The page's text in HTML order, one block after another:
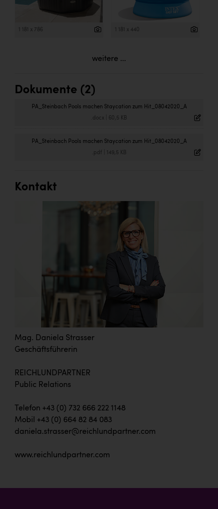
1 181 x 786 1 181 x 440
weitere ...
Dokumente (2)
PA_Steinbach Pools machen Staycation zum Hit_08042020_A
.docx 60,5 KB
PA_Steinbach Pools machen Staycation zum Hit_08042020_A
.pdf 149,5 KB
Kontakt
Mag. Daniela Strasser
Geschäftsführerin
REICHLUNDPARTNER
Public Relations
Telefon +43 (0) 732 666 222 1148
Mobil +43 (0) 664 82 84 083
daniela.strasser@reichlundpartner.com
www.reichlundpartner.com